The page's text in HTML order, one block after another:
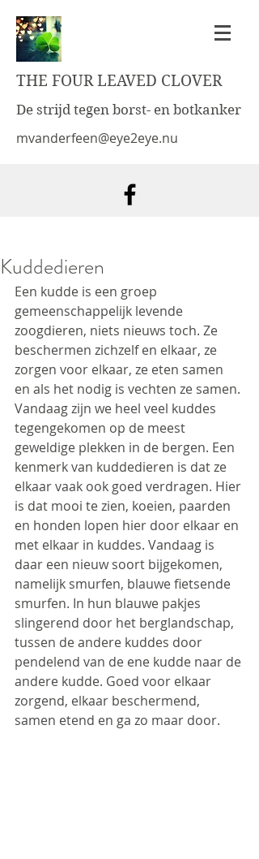
THE FOUR LEAVED CLOVER
De strijd tegen borst- en botkanker
mvanderfeen@eye2eye.nu
Kuddedieren
Een kudde is een groep
gemeenschappelijk levende
zoogdieren, niets nieuws toch. Ze
beschermen zichzelf en elkaar, ze
zorgen voor elkaar, ze eten samen
en als het nodig is vechten ze samen.
Vandaag zijn we heel veel kuddes
tegengekomen op de meest
geweldige plekken in de bergen. Een
kenmerk van kuddedieren is dat ze
elkaar vaak ook goed verdragen. Hier
is dat mooi te zien, koeien, paarden
en honden lopen hier door elkaar en
met elkaar in kuddes. Vandaag is
daar een nieuw soort bijgekomen,
namelijk smurfen, blauwe fietsende
smurfen. In hun blauwe pakjes
slingerend door het berglandschap,
tussen de andere kuddes door
pendelend van de ene kudde naar de
andere kudde. Goed voor elkaar
zorgend, elkaar beschermend,
samen etend en ga zo maar door.